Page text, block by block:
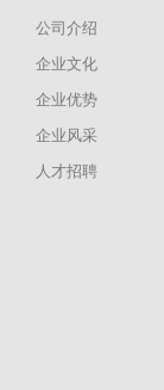
公司介绍
企业文化
企业优势
企业风采
人才招聘